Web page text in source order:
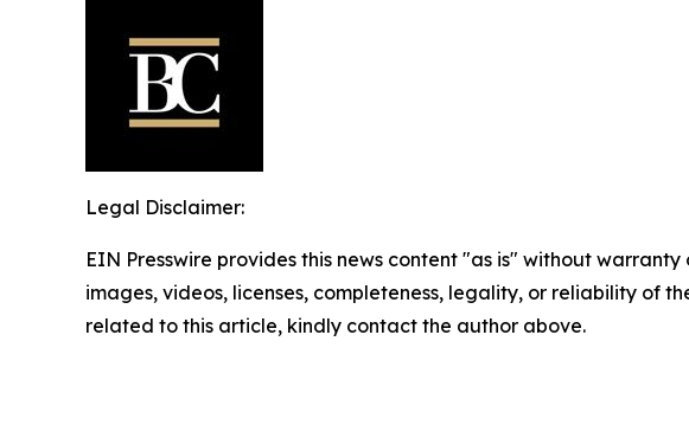
Legal Disclaimer:
EIN Presswire provides this news content "as is" without
images, videos, licenses, completeness, legality, or reliability of
related to this article, kindly contact the author above.